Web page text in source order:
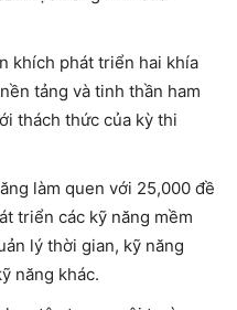
khích phát triển hai khía
tảng và tinh thần ham
thách thức của kỳ thi
làm quen với 25,000 đề
triển các kỹ năng mềm
lý thời gian, kỹ năng
năng khác.